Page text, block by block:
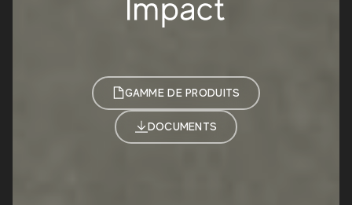
GAMME DE PRODUITS
DOCUMENTS